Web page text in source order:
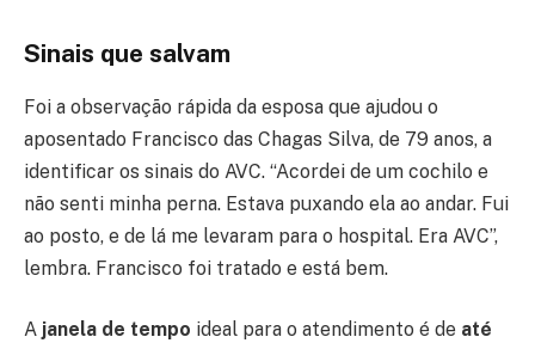
Sinais que salvam
Foi a observação rápida da esposa que ajudou o
aposentado Francisco das Chagas Silva, de 79 anos, a
identificar os sinais do AVC. “Acordei de um cochilo e
não senti minha perna. Estava puxando ela ao andar. Fui
ao posto, e de lá me levaram para o hospital. Era AVC”,
lembra. Francisco foi tratado e está bem.
A janela de tempo ideal para o atendimento é de até